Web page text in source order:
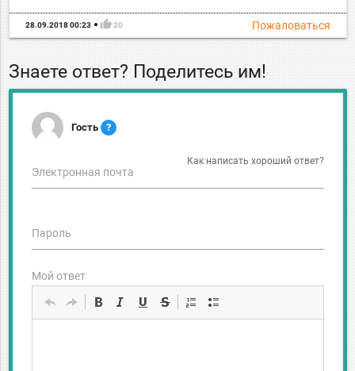
Пожаловаться
28.09.2018 00:23 thumb_up 20
Знаете ответ? Поделитесь им!
Гость ?
Как написать хороший ответ?
Электронная почта
Пароль
Мой ответ